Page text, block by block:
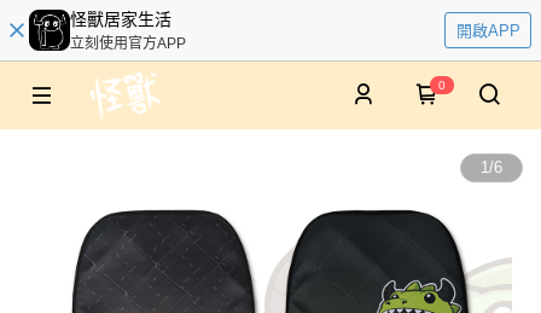
怪獸居家生活
立刻使用官方APP
開啟APP
0
1/6